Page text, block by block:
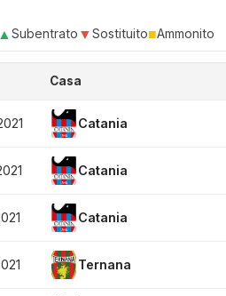
▲ Subentrato ▼Sostituito■Ammonito
Casa
Catania
Catania
Catania
Ternana